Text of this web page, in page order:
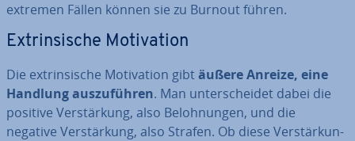
extremen Fällen können sie zu Burnout führen.
Ex­trin­si­sche Mo­ti­va­ti­on
Die ex­trin­si­sche Mo­ti­va­ti­on gibtäußere Anreize, eine
Handlung aus­zu­füh­ren. Man un­ter­schei­det dabei die
positive Ver­stär­kung, also Be­loh­nun­gen, und die
negative Ver­stär­kung, also Strafen. Ob diese Ver­stär­kun­